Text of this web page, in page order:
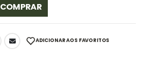
COMPRAR
ADICIONAR AOS FAVORITOS